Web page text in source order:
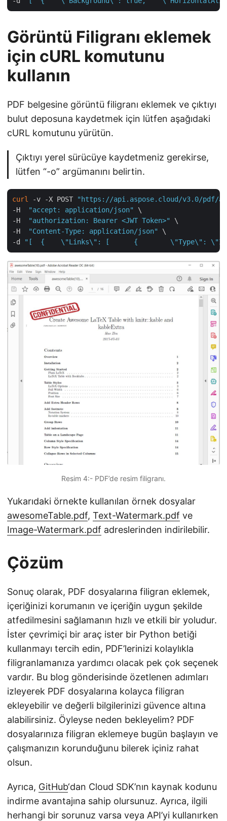
Görüntü Filigranı eklemek
için cURL komutunu
kullanın
PDF belgesine görüntü filigranı eklemek ve çıktıyı
bulut deposuna kaydetmek için lütfen aşağıdaki
cURL komutunu yürütün.
Çıktıyı yerel sürücüye kaydetmeniz gerekirse,
lütfen “-o” argümanını belirtin.
curl -v -X POST
"https://api.aspose.cloud/v3.0/pdf/
-H
"accept: application/json"
\
-H
"authorization: Bearer <JWT Token>"
\
-H
"Content-Type: application/json"
\
-d
"[  {    \"Links\": [      {        \"Type\":
Resim 4:- PDF’de resim filigranı.
Yukarıdaki örnekte kullanılan örnek dosyalar
awesomeTable.pdf, Text-Watermark.pdf ve
Image-Watermark.pdf adreslerinden indirilebilir.
Çözüm
Sonuç olarak, PDF dosyalarına filigran eklemek,
içeriğinizi korumanın ve içeriğin uygun şekilde
atfedilmesini sağlamanın hızlı ve etkili bir yoludur.
İster çevrimiçi bir araç ister bir Python betiği
kullanmayı tercih edin, PDF’lerinizi kolaylıkla
filigranlamanıza yardımcı olacak pek çok seçenek
vardır. Bu blog gönderisinde özetlenen adımları
izleyerek PDF dosyalarına kolayca filigran
ekleyebilir ve değerli bilgilerinizi güvence altına
alabilirsiniz. Öyleyse neden bekleyelim? PDF
dosyalarınıza filigran eklemeye bugün başlayın ve
çalışmanızın korunduğunu bilerek içiniz rahat
olsun.
Ayrıca, GitHub‘dan Cloud SDK’nın kaynak kodunu
indirme avantajına sahip olursunuz. Ayrıca, ilgili
herhangi bir sorunuz varsa veya API’yi kullanırken